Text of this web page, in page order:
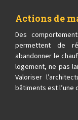
Actions de
Des
permettent de
abandonner le
logement, ne pas
Valoriser
bâtiments est l’une